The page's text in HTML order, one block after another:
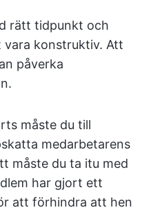
rätt tidpunkt och
konstruktiv. Att
påverka
måste du till
medarbetarens
måste du ta itu med
har gjort ett
att förhindra att hen